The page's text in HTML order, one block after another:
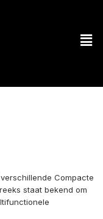
Compacte
staat bekend om